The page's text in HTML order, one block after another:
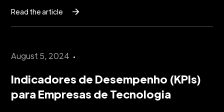
Read the article
August 5, 2024
Indicadores de Desempenho (KPIs)
para Empresas de Tecnologia